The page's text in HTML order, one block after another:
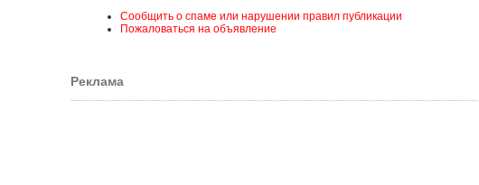
Сообщить о спаме или нарушении правил публикации
Пожаловаться на объявление
Реклама